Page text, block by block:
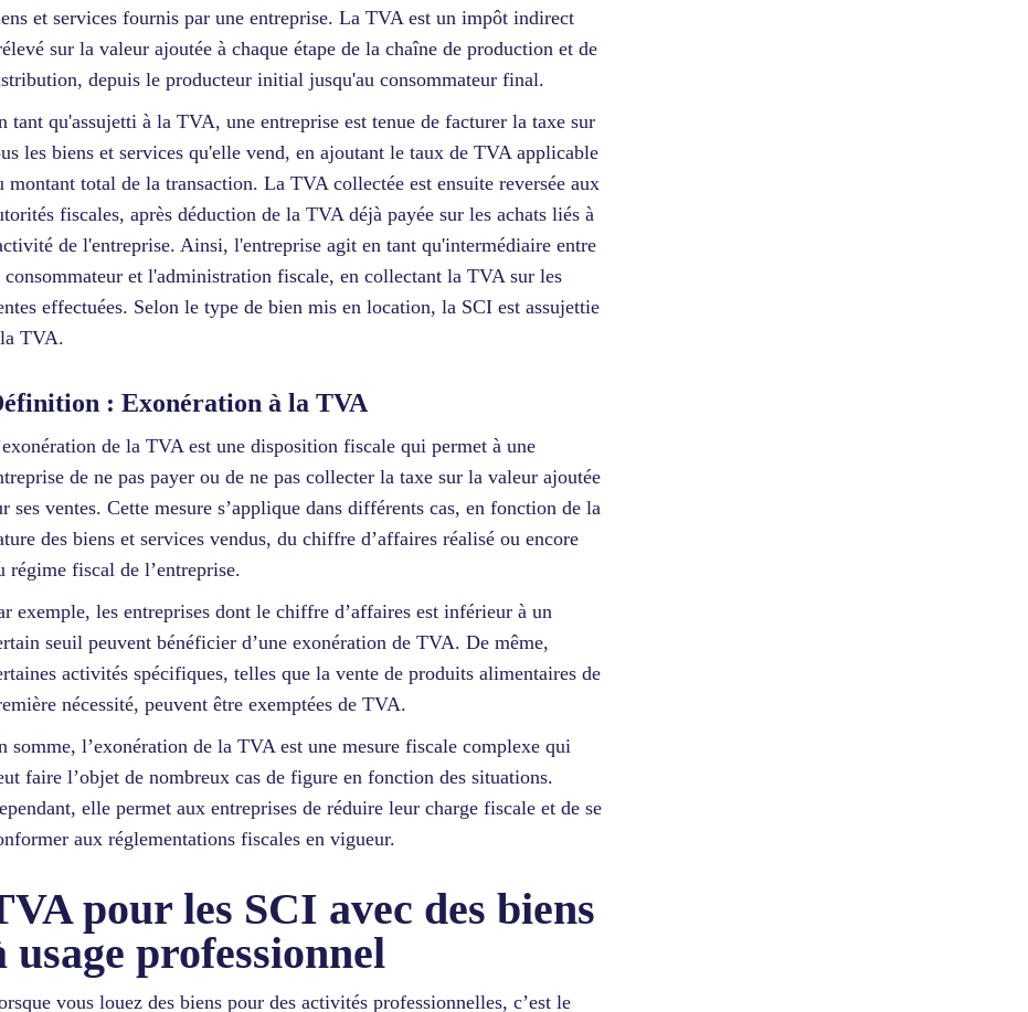
et services fournis par une entreprise. La TVA est un impôt indirect
sur la valeur ajoutée à chaque étape de la chaîne de production et de
depuis le producteur initial jusqu'au consommateur final.
tant qu'assujetti à la TVA, une entreprise est tenue de facturer la taxe sur
les biens et services qu'elle vend, en ajoutant le taux de TVA applicable
montant total de la transaction. La TVA collectée est ensuite reversée aux
fiscales, après déduction de la TVA déjà payée sur les achats liés à
de l'entreprise. Ainsi, l'entreprise agit en tant qu'intermédiaire entre
consommateur et l'administration fiscale, en collectant la TVA sur les
effectuées. Selon le type de bien mis en location, la SCI est assujettie
TVA.
: Exonération à la TVA
de la TVA est une disposition fiscale qui permet à une
de ne pas payer ou de ne pas collecter la taxe sur la valeur ajoutée
ses ventes. Cette mesure s’applique dans différents cas, en fonction de la
des biens et services vendus, du chiffre d’affaires réalisé ou encore
régime fiscal de l’entreprise.
exemple, les entreprises dont le chiffre d’affaires est inférieur à un
seuil peuvent bénéficier d’une exonération de TVA. De même,
activités spécifiques, telles que la vente de produits alimentaires de
nécessité, peuvent être exemptées de TVA.
somme, l’exonération de la TVA est une mesure fiscale complexe qui
faire l’objet de nombreux cas de figure en fonction des situations.
elle permet aux entreprises de réduire leur charge fiscale et de se
aux réglementations fiscales en vigueur.
pour les SCI avec des biens
usage professionnel
vous louez des biens pour des activités professionnelles, c’est le